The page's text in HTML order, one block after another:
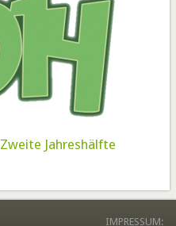
Zweite Jahreshälfte
IMPRESSUM: